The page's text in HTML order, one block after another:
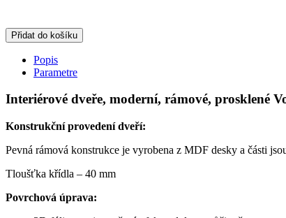
Přidat do košíku
Popis
Parametre
Interiérové dveře, moderní, rámové, prosklené
Konstrukční provedení dveří:
Pevná rámová konstrukce je vyrobena z MDF desky a části
Tloušťka křídla – 40 mm
Povrchová úprava: